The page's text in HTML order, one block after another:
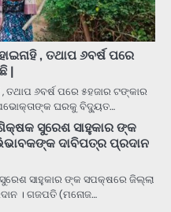
, ତଥାପ ୬ବର୍ଷ ପରେ
|
୬ବର୍ଷ ପରେ ୫ହଜାର ଟଙ୍କାର
ଘରକୁ ବିଦ୍ୟୁତ…
ସୁରେଶ ସାହୁକାର ଙ୍କ
ଦାବିପତ୍ର ପ୍ରଦାନ
ସାହୁକାର ଙ୍କ ସପକ୍ଷରେ ଜିଲ୍ଲା
। ଗଜପତି (ମନୋଜ…